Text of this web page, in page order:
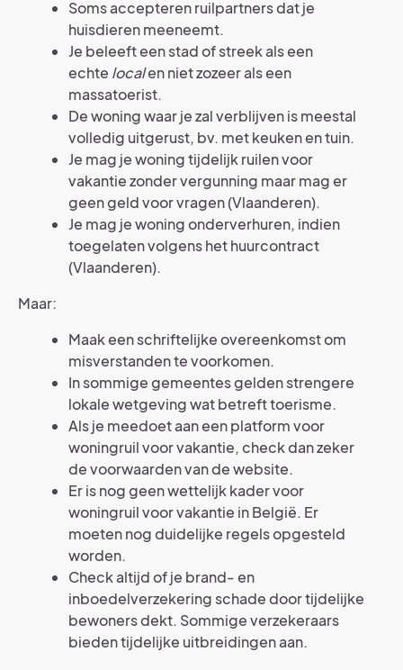
Soms accepteren ruilpartners dat je
huisdieren meeneemt.
Je beleeft een stad of streek als een
echte localen niet zozeer als een
massatoerist.
De woning waar je zal verblijven is meestal
volledig uitgerust, bv. met keuken en tuin.
Je mag je woning tijdelijk ruilen voor
vakantie zonder vergunning maar mag er
geen geld voor vragen (Vlaanderen).
Je mag je woning onderverhuren, indien
toegelaten volgens het huurcontract
(Vlaanderen).
Maar:
Maak een schriftelijke overeenkomst om
misverstanden te voorkomen.
In sommige gemeentes gelden strengere
lokale wetgeving wat betreft toerisme.
Als je meedoet aan een platform voor
woningruil voor vakantie, check dan zeker
de voorwaarden van de website.
Er is nog geen wettelijk kader voor
woningruil voor vakantie in België. Er
moeten nog duidelijke regels opgesteld
worden.
Check altijd of je brand- en
inboedelverzekering schade door tijdelijke
bewoners dekt. Sommige verzekeraars
bieden tijdelijke uitbreidingen aan.